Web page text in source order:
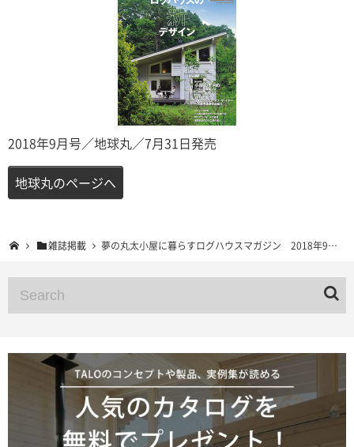
2018年9月号／地球丸／7月31日発売
地球丸のページへ
雑誌掲載 夢の丸太小屋に暮らすログハウスマガジン 2018年9月号